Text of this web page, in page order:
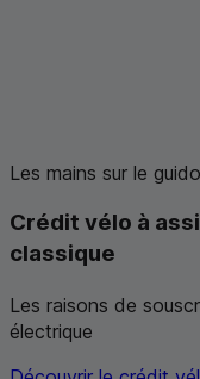
Les mains sur le
Crédit vélo à
classique
Les raisons de
électrique